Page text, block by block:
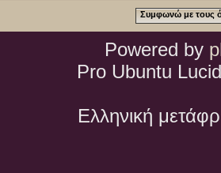
Powered by
Pro Ubuntu
Ελληνική